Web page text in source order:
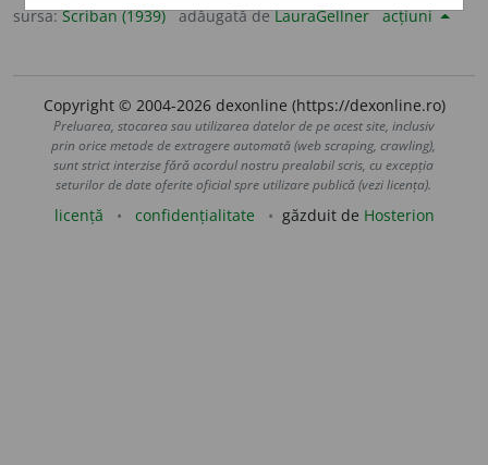
sursa:Scriban (1939) adăugată deLauraGellner acțiuni
Copyright © 2004-2026 dexonline (https://dexonline.ro)
Preluarea, stocarea sau utilizarea datelor de pe acest site, inclusiv
prin orice metode de extragere automată (web scraping, crawling),
sunt strict interzise fără acordul nostru prealabil scris, cu excepția
seturilor de date oferite oficial spre utilizare publică (vezi licența).
licență confidențialitate găzduit de Hosterion